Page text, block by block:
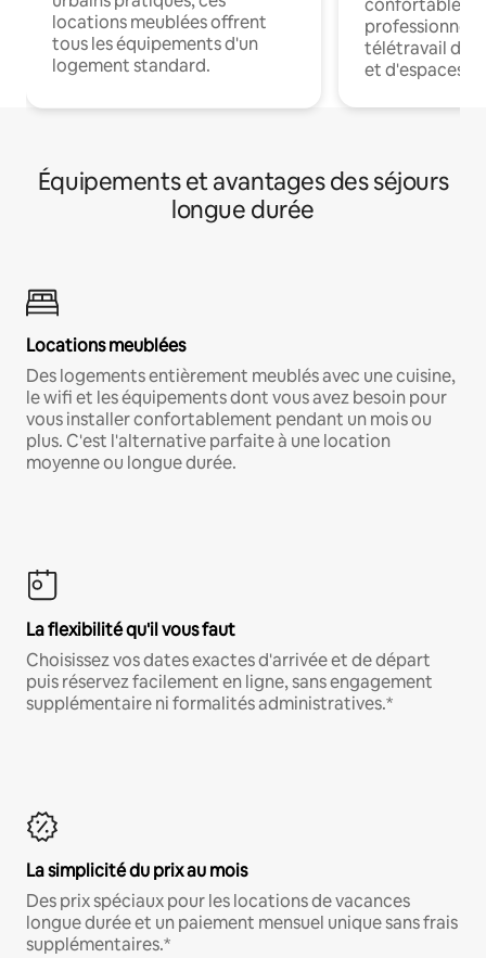
locations meublées offrent
tous les équipements d'un
logement standard.
professionnels
télétravail
et d'espaces
Équipements et avantages des séjours
longue durée
Locations meublées
Des logements entièrement meublés avec une cuisine,
le wifi et les équipements dont vous avez besoin pour
vous installer confortablement pendant un mois ou
plus. C'est l'alternative parfaite à une location
moyenne ou longue durée.
La flexibilité qu'il vous faut
Choisissez vos dates exactes d'arrivée et de départ
puis réservez facilement en ligne, sans engagement
supplémentaire ni formalités administratives.*
La simplicité du prix au mois
Des prix spéciaux pour les locations de vacances
longue durée et un paiement mensuel unique sans frais
supplémentaires.*